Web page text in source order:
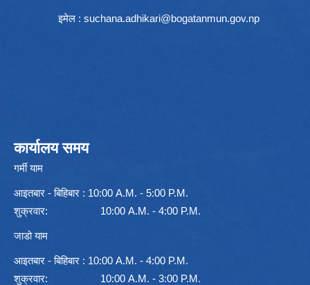
इमेल : suchana.adhikari@bogatanmun.gov.np
कार्यालय समय
गर्मी याम
आइतबार - बिहिबार : 10:00 A.M. - 5:00 P.M.
शुक्रवार: 10:00 A.M. - 4:00 P.M.
जाडो याम
आइतबार - बिहिबार : 10:00 A.M. - 4:00 P.M.
शुक्रवार: 10:00 A.M. - 3:00 P.M.